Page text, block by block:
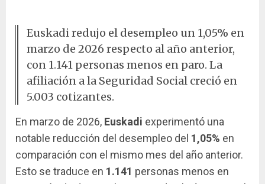
Euskadi redujo el desempleo un 1,05% en
marzo de 2026 respecto al año anterior,
con 1.141 personas menos en paro. La
afiliación a la Seguridad Social creció en
5.003 cotizantes.
En marzo de 2026, Euskadi experimentó una
notable reducción del desempleo del 1,05% en
comparación con el mismo mes del año anterior.
Esto se traduce en 1.141 personas menos en